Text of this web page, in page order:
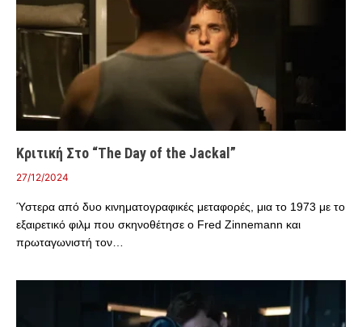
Κριτική Στο “The Day of the Jackal”
27/12/2024
Ύστερα από δυο κινηματογραφικές μεταφορές, μια το 1973 με το
εξαιρετικό φιλμ που σκηνοθέτησε ο Fred Zinnemann και
πρωταγωνιστή τον…